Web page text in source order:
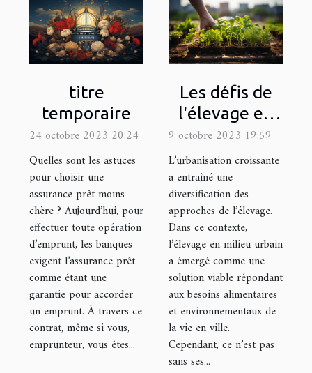
titre
temporaire
24 octobre 2023 20:24
Quelles sont les astuces
pour choisir une
assurance prêt moins
chère ? Aujourd’hui, pour
effectuer toute opération
d’emprunt, les banques
exigent l’assurance prêt
comme étant une
garantie pour accorder
un emprunt. À travers ce
contrat, même si vous,
emprunteur, vous êtes...
Les défis de
l'élevage en
milieu urbain :
quel matériel
utiliser ?
9 octobre 2023 19:59
L’urbanisation croissante
a entraîné une
diversification des
approches de l’élevage.
Dans ce contexte,
l’élevage en milieu urbain
a émergé comme une
solution viable répondant
aux besoins alimentaires
et environnementaux de
la vie en ville.
Cependant, ce n’est pas
sans ses...